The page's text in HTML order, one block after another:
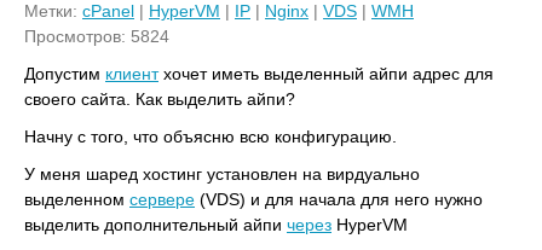
Метки: cPanel | HyperVM | IP | Nginx | VDS | WMH
Просмотров: 5824
Допустим клиентхочет иметь выделенный айпи адрес для
своего сайта. Как выделить айпи?
Начну с того, что объясню всю конфигурацию.
У меня шаред хостинг установлен на вирдуально
выделенном сервере (VDS) и для начала для него нужно
выделить дополнительный айпи через HyperVM